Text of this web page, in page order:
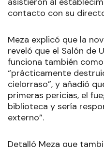
Autoridades educativas
subsecretario de
asistieron al
contacto con su
Meza explicó que la
reveló que el Salón de
funciona también
“prácticamente
cielorraso”, y añadió
biblioteca y sería